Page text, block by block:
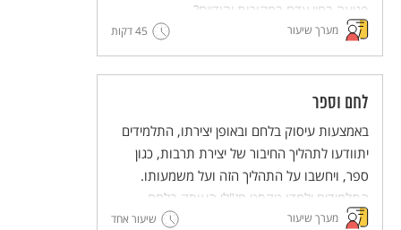
פגיעה בחיי אדם במקורות יהודיים?
מערך שיעור 45 דקות
לחם וספר
באמצעות עיסוק בלחם ובאופן יצירתו, התלמידים
יתוודעו לתהליך החיבור של יצירת תרבות, כגון
ספר, ויחשבו על התהליך הזה ועל משמעותו.
התלמידים ילמדו טקסט חז"לי העוסק בלחם
ובתהליך הכנתו כדימוי ויְפתחו את היכולת לעסוק
מערך שיעור שיעור אחד